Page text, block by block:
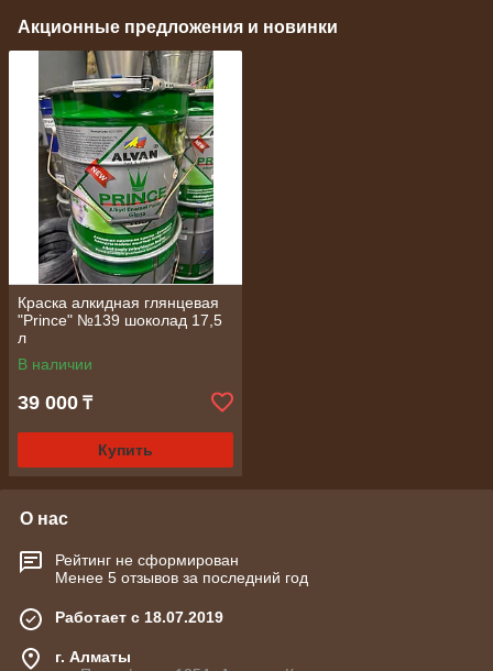
Акционные предложения и новинки
Краска алкидная глянцевая
"Prince" №139 шоколад 17,5
л
В наличии
39 000 ₸
Купить
О нас
Рейтинг не сформирован
Менее 5 отзывов за последний год
Работает с 18.07.2019
г. Алматы